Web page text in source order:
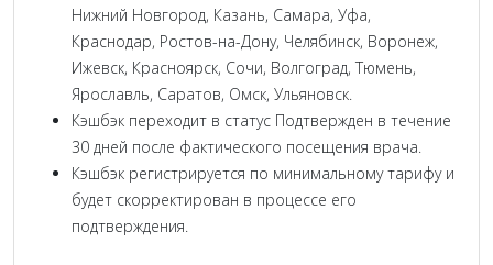
Нижний Новгород, Казань, Самара, Уфа,
Краснодар, Ростов-на-Дону, Челябинск, Воронеж,
Ижевск, Красноярск, Сочи, Волгоград, Тюмень,
Ярославль, Саратов, Омск, Ульяновск.
Кэшбэк переходит в статус Подтвержден в течение
30 дней после фактического посещения врача.
Кэшбэк регистрируется по минимальному тарифу и
будет скорректирован в процессе его
подтверждения.